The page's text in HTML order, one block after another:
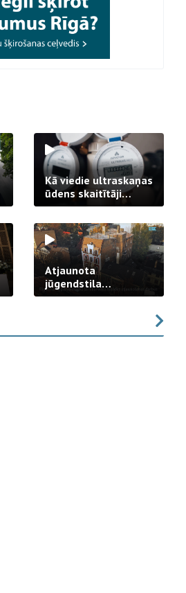
Kā viedie ultraskaņas
ūdens skaitītāji
strādā praksē
Atjaunota
jūgendstila
arhitektūras pērles